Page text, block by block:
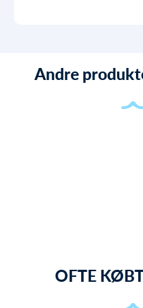
Andre
OFTE